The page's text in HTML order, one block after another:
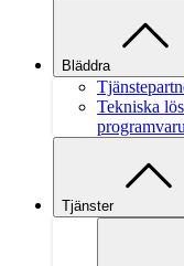
Bläddra
Tekniska
Tjänster